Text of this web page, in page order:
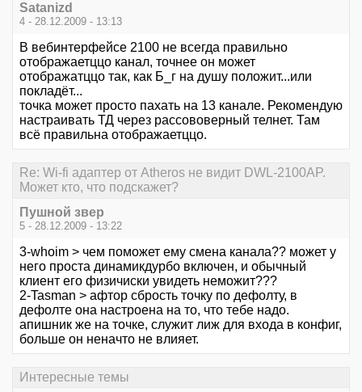
Satanizd
4 - 28.12.2009 - 13:13
В вебинтерфейсе 2100 не всегда правильно
отображаетццо канал, точнее он может
отображатццо так, как Б_г на душу положит...или
покладёт...
точка может просто пахать на 13 канале. Рекомендую
настраивать ТД через рассововерный телнет. Там
всё правильна отображаетццо.
Re: Wi-fi адаптер от Atheros не видит DWL-2100AP.
Может кто, что подскажет?
Пушной звер
5 - 28.12.2009 - 13:22
3-whoim > чем поможет ему смена канала?? может у
него проста динамикдурбо включен, и обычный
клиент его физичиски увидеть неможит???
2-Tasman > афтор сбрость точку по дефолту, в
дефолте она настроена на то, что тебе надо.
апишник же на точке, служит лиж для входа в конфиг,
больше он неначто не влияет.
Интересные темы